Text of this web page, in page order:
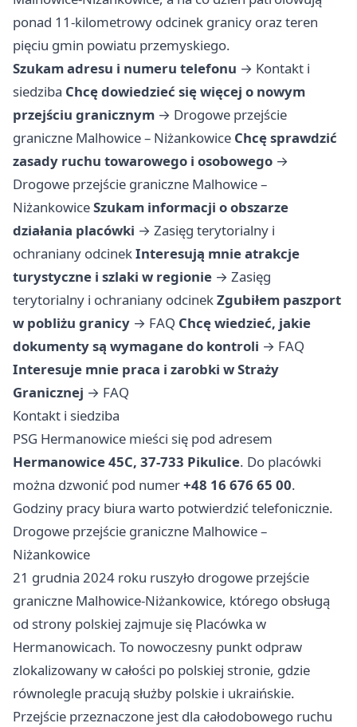
ponad 11-kilometrowy odcinek granicy oraz teren
pięciu gmin powiatu przemyskiego.
Szukam adresu i numeru telefonu → Kontakt i
siedziba Chcę dowiedzieć się więcej o nowym
przejściu granicznym → Drogowe przejście
graniczne Malhowice – Niżankowice Chcę sprawdzić
zasady ruchu towarowego i osobowego →
Drogowe przejście graniczne Malhowice –
NiżankowiceSzukam informacji o obszarze
działania placówki → Zasięg terytorialny i
ochraniany odcinekInteresują mnie atrakcje
turystyczne i szlaki w regionie → Zasięg
terytorialny i ochraniany odcinekZgubiłem paszport
w pobliżu granicy → FAQ Chcę wiedzieć, jakie
dokumenty są wymagane do kontroli → FAQ
Interesuje mnie praca i zarobki w Straży
Granicznej → FAQ
Kontakt i siedziba
PSG Hermanowice mieści się pod adresem
Hermanowice 45C, 37-733 Pikulice. Do placówki
można dzwonić pod numer+48 16 676 65 00.
Godziny pracy biura warto potwierdzić telefonicznie.
Drogowe przejście graniczne Malhowice –
Niżankowice
21 grudnia 2024 roku ruszyło drogowe przejście
graniczne Malhowice-Niżankowice, którego obsługą
od strony polskiej zajmuje się Placówka w
Hermanowicach. To nowoczesny punkt odpraw
zlokalizowany w całości po polskiej stronie, gdzie
równolegle pracują służby polskie i ukraińskie.
Przejście przeznaczone jest dla całodobowego ruchu